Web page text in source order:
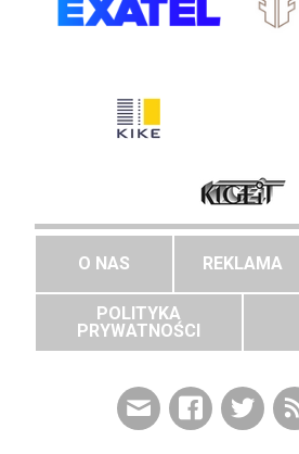
O NAS REKLAMA
POLITYKA
PRYWATNOŚCI